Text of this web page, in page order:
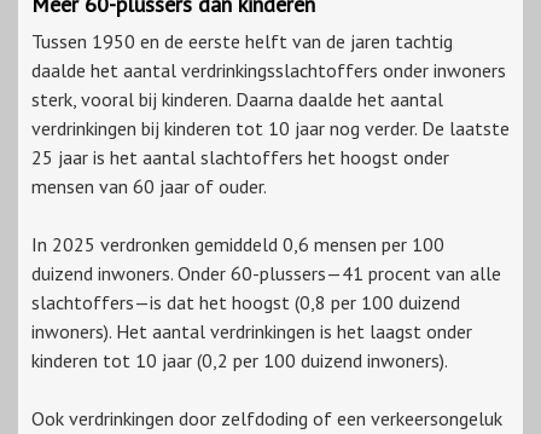
Tussen 1950 en de eerste helft van de jaren tachtig
daalde het aantal verdrinkingsslachtoffers onder inwoners
sterk, vooral bij kinderen. Daarna daalde het aantal
verdrinkingen bij kinderen tot 10 jaar nog verder. De laatste
25 jaar is het aantal slachtoffers het hoogst onder
mensen van 60 jaar of ouder.
In 2025 verdronken gemiddeld 0,6 mensen per 100
duizend inwoners. Onder 60-plussers—41 procent van alle
slachtoffers—is dat het hoogst (0,8 per 100 duizend
inwoners). Het aantal verdrinkingen is het laagst onder
kinderen tot 10 jaar (0,2 per 100 duizend inwoners).
Ook verdrinkingen door zelfdoding of een verkeersongeluk